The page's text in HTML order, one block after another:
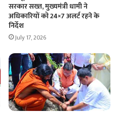
सरकार सख्त, मुख्यमंत्री धामी ने
अधिकारियों को 24×7 अलर्ट रहने के
निर्देश
July 17, 2026